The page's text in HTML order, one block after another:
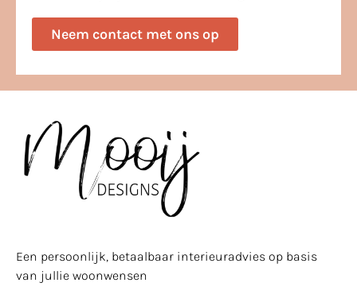
Neem contact met ons op
Een persoonlijk, betaalbaar interieuradvies op basis
van jullie woonwensen